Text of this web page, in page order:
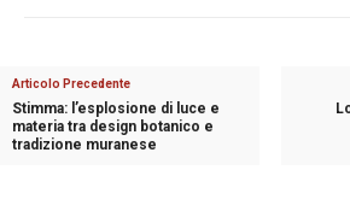
Articolo Precedente
Stimma: l’esplosione di luce e
materia tra design botanico e
tradizione muranese